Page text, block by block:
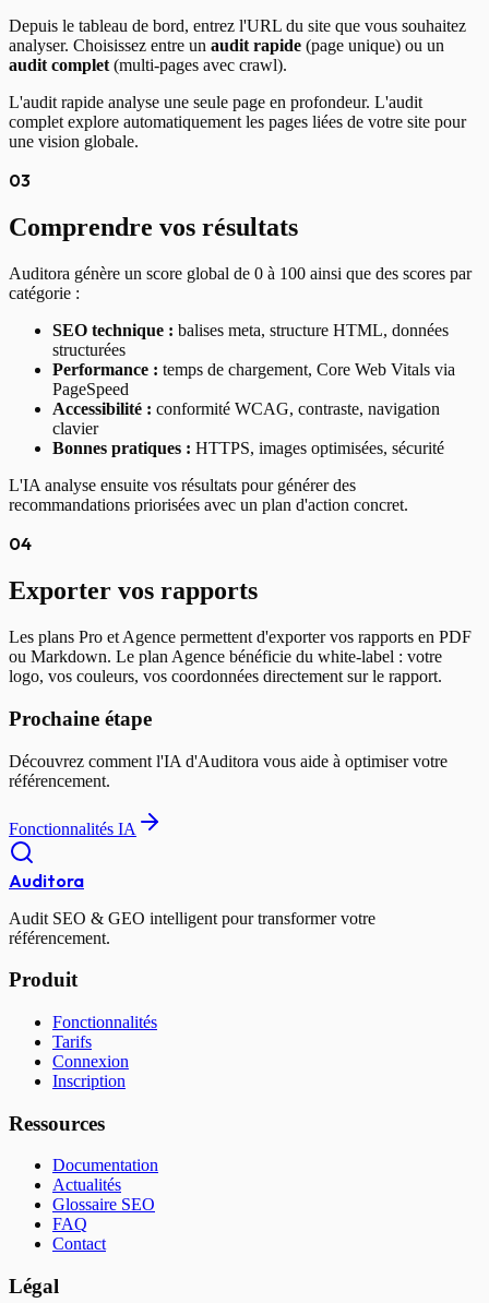
Depuis le tableau de bord, entrez l'URL du site que vous souhaitez
analyser. Choisissez entre un audit rapide (page unique) ou un
audit complet(multi-pages avec crawl).
L'audit rapide analyse une seule page en profondeur. L'audit
complet explore automatiquement les pages liées de votre site pour
une vision globale.
03
Comprendre vos résultats
Auditora génère un score global de 0 à 100 ainsi que des scores par
catégorie :
SEO technique : balises meta, structure HTML, données
structurées
Performance : temps de chargement, Core Web Vitals via
PageSpeed
Accessibilité : conformité WCAG, contraste, navigation
clavier
Bonnes pratiques : HTTPS, images optimisées, sécurité
L'IA analyse ensuite vos résultats pour générer des
recommandations priorisées avec un plan d'action concret.
04
Exporter vos rapports
Les plans Pro et Agence permettent d'exporter vos rapports en PDF
ou Markdown. Le plan Agence bénéficie du white-label : votre
logo, vos couleurs, vos coordonnées directement sur le rapport.
Prochaine étape
Découvrez comment l'IA d'Auditora vous aide à optimiser votre
référencement.
Fonctionnalités IA
Auditora
Audit SEO & GEO intelligent pour transformer votre
référencement.
Produit
Fonctionnalités
Tarifs
Connexion
Inscription
Ressources
Documentation
Actualités
Glossaire SEO
FAQ
Contact
Légal